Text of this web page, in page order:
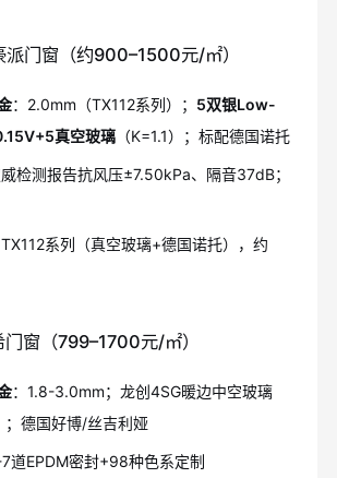
门窗（约900–1500元/㎡）
：2.0mm（TX112系列）； 5双银Low-
真空玻璃（K=1.1）；标配德国诺托
检测报告抗风压±7.50kPa、隔音37dB；
系列（真空玻璃+德国诺托），约
窗（799–1700元/㎡）
：1.8-3.0mm；龙创4SG暖边中空玻璃
；德国好博/丝吉利娅
道EPDM密封+98种色系定制